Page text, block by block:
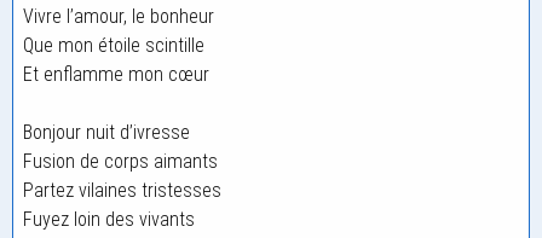
Vivre l’amour, le bonheur
Que mon étoile scintille
Et enflamme mon cœur
Bonjour nuit d’ivresse
Fusion de corps aimants
Partez vilaines tristesses
Fuyez loin des vivants